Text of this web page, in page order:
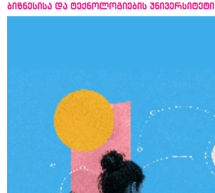
ბიზნესისა და ტექნოლოგიების უნივერსიტეტი